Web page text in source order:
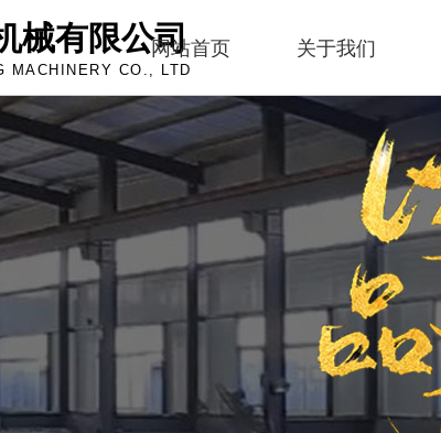
械有限公司
MACHINERY CO., LTD
网站首页 关于我们